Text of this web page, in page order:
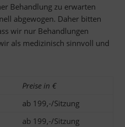
Behandlung zu erwarten
abgewogen. Daher bitten
wir nur Behandlungen
als medizinisch sinnvoll und
Preise in €
ab 199,-/Sitzung
ab 199,-/Sitzung